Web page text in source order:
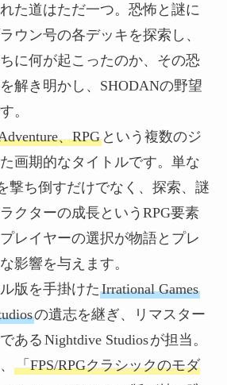
た道はただ一つ。恐怖と謎に
ウン号の各デッキを探索し、
に何が起こったのか、その恐
解き明かし、SHODANの野望
。
、RPGという複数のジ
画期的なタイトルです。単な
撃ち倒すだけでなく、探索、謎
クターの成長というRPG要素
レイヤーの選択が物語とプレ
影響を与えます。
版を手掛けたIrrational Games
の遺志を継ぎ、リマスター
あるNightdive Studiosが担当。
「FPS/RPGクラシックのモダ